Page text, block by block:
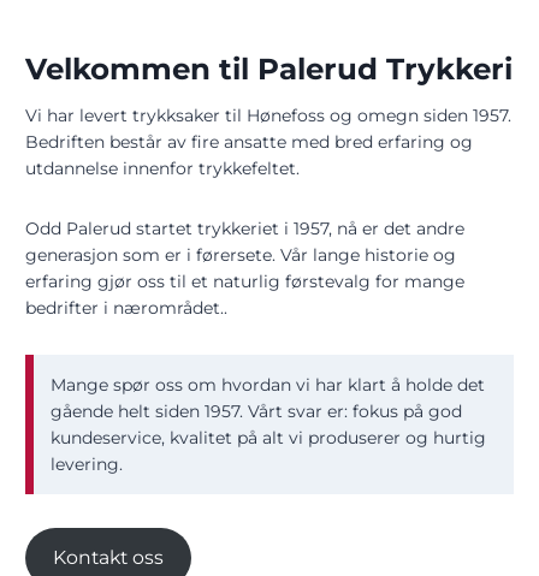
Velkommen til Palerud Trykkeri
Vi har levert trykksaker til Hønefoss og omegn siden 1957.
Bedriften består av fire ansatte med bred erfaring og
utdannelse innenfor trykkefeltet.
Odd Palerud startet trykkeriet i 1957, nå er det andre
generasjon som er i førersete. Vår lange historie og
erfaring gjør oss til et naturlig førstevalg for mange
bedrifter i nærområdet..
​Mange spør oss om hvordan vi har klart å holde det
gående helt siden 1957. Vårt svar er: fokus på god
kundeservice, kvalitet på alt vi produserer og hurtig
levering.
Kontakt oss